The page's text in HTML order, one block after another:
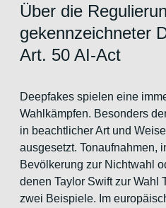
Über die
gekennzeichneter
Art. 50 AI-Act
Deepfakes spielen eine
Wahlkämpfen. Besonders
in beachtlicher Art und
ausgesetzt. Tonaufnahmen,
Bevölkerung zur Nichtwahl
denen Taylor Swift zur Wahl
zwei Beispiele. Im